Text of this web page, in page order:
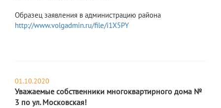
Образец заявления в администрацию района
http://www.volgadmin.ru/file/i1X5PY
01.10.2020
Уважаемые собственники многоквартирного дома №
3 по ул. Московская!